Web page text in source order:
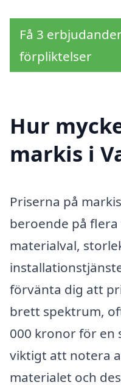
Få 3
förpliktelser
Hur
markis i
Priserna på
beroende på
materialval,
förvänta dig att
brett spektrum,
000 kronor för en
viktigt att notera
materialet och